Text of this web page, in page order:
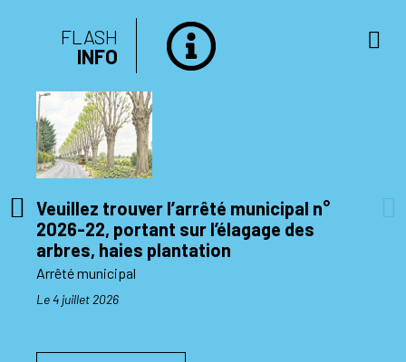
FLASH
INFO
Veuillez trouver l’arrêté municipal n°
2026-22, portant sur l’élagage des
arbres, haies plantation
Arrêté municipal
Le 4 juillet 2026